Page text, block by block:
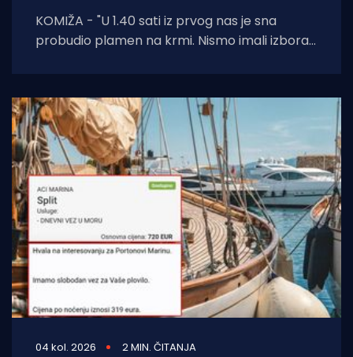
KOMIŽA - "U 1.40 sati iz prvog nas je sna
probudio plamen na krmi. Nismo imali izbora
04 kol. 2026 2 MIN. ČITANJA